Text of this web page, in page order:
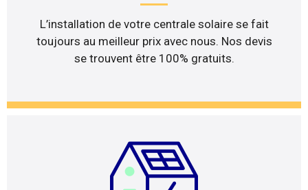
L’installation de votre centrale solaire se fait
toujours au meilleur prix avec nous. Nos devis
se trouvent être 100% gratuits.